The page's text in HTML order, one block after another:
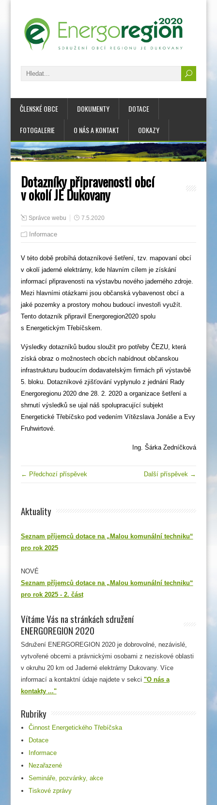
ČLENSKÉ OBCE DOKUMENTY DOTACE
FOTOGALERIE O NÁS A KONTAKT ODKAZY
Dotazníky připravenosti obcí
v okolí JE Dukovany
Správce webu 7.5.2020
Informace
V této době probíhá dotazníkové šetření, tzv. mapovaní obcí
v okolí jaderné elektrárny, kde hlavním cílem je získání
informací připravenosti na výstavbu nového jaderného zdroje.
Mezi hlavními otázkami jsou občanská vybavenost obcí a
jaké pozemky a prostory mohou budoucí investoři využít.
Tento dotazník připravil Energoregion2020 spolu
s Energetickým Třebíčskem.
Výsledky dotazníků budou sloužit pro potřeby ČEZU, která
získá obraz o možnostech obcích nabídnout občanskou
infrastrukturu budoucím dodavatelským firmách při výstavbě
5. bloku. Dotazníkové zjišťování vyplynulo z jednání Rady
Energoregionu 2020 dne 28. 2. 2020 a organizace šetření a
shrnutí výsledků se ujal náš spolupracující subjekt
Energetické Třebíčsko pod vedením Vítězslava Jonáše a Evy
Fruhwirtové.
Ing. Šárka Zedníčková
← Předchozí příspěvek Další příspěvek →
Aktuality
Seznam příjemců dotace na „Malou komunální techniku“
pro rok 2025
NOVÉ
Seznam příjemců dotace na „Malou komunální techniku“
pro rok 2025 - 2. část
Vítáme Vás na stránkách sdružení
ENERGOREGION 2020
Sdružení ENERGOREGION 2020 je dobrovolné, nezávislé,
vytvořené obcemi a právnickými osobami z neziskové oblasti
v okruhu 20 km od Jaderné elektrárny Dukovany. Více
informací a kontaktní údaje najdete v sekci "O nás a
kontakty ..."
Rubriky
Činnost Energetického Třebíčska
Dotace
Informace
Nezařazené
Semináře, pozvánky, akce
Tiskové zprávy